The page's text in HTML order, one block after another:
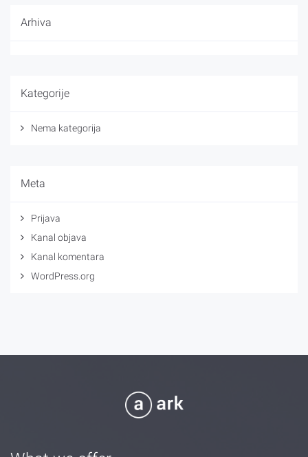
Arhiva
Kategorije
Nema kategorija
Meta
Prijava
Kanal objava
Kanal komentara
WordPress.org